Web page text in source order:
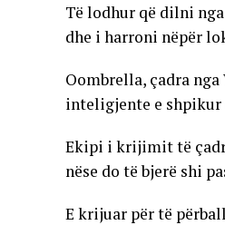
Të lodhur që dilni
dhe i harroni nëpër
Oombrella, çadra
inteligjente e shpikur
Ekipi i krijimit të
nëse do të bjerë shi
E krijuar për të